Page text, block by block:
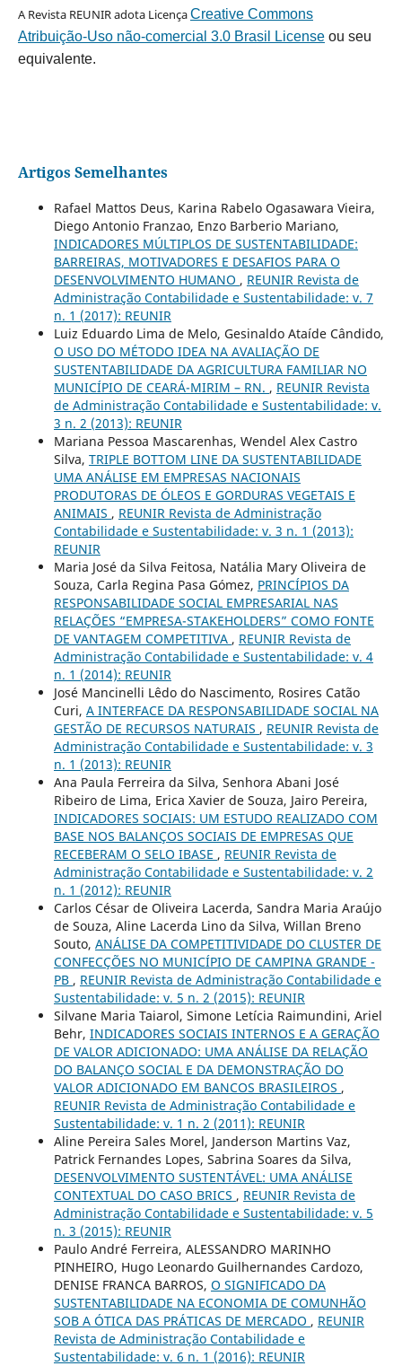
A Revista REUNIR adota LicençaCreative Commons
Atribuição-Uso não-comercial 3.0 Brasil Licenseou seu
equivalente.
Artigos Semelhantes
Rafael Mattos Deus, Karina Rabelo Ogasawara Vieira,
Diego Antonio Franzao, Enzo Barberio Mariano,
INDICADORES MÚLTIPLOS DE SUSTENTABILIDADE:
BARREIRAS, MOTIVADORES E DESAFIOS PARA O
DESENVOLVIMENTO HUMANO , REUNIR Revista de
Administração Contabilidade e Sustentabilidade: v. 7
n. 1 (2017): REUNIR
Luiz Eduardo Lima de Melo, Gesinaldo Ataíde Cândido,
O USO DO MÉTODO IDEA NA AVALIAÇÃO DE
SUSTENTABILIDADE DA AGRICULTURA FAMILIAR NO
MUNICÍPIO DE CEARÁ-MIRIM – RN. , REUNIR Revista
de Administração Contabilidade e Sustentabilidade: v.
3 n. 2 (2013): REUNIR
Mariana Pessoa Mascarenhas, Wendel Alex Castro
Silva, TRIPLE BOTTOM LINE DA SUSTENTABILIDADE
UMA ANÁLISE EM EMPRESAS NACIONAIS
PRODUTORAS DE ÓLEOS E GORDURAS VEGETAIS E
ANIMAIS , REUNIR Revista de Administração
Contabilidade e Sustentabilidade: v. 3 n. 1 (2013):
REUNIR
Maria José da Silva Feitosa, Natália Mary Oliveira de
Souza, Carla Regina Pasa Gómez, PRINCÍPIOS DA
RESPONSABILIDADE SOCIAL EMPRESARIAL NAS
RELAÇÕES “EMPRESA-STAKEHOLDERS” COMO FONTE
DE VANTAGEM COMPETITIVA , REUNIR Revista de
Administração Contabilidade e Sustentabilidade: v. 4
n. 1 (2014): REUNIR
José Mancinelli Lêdo do Nascimento, Rosires Catão
Curi, A INTERFACE DA RESPONSABILIDADE SOCIAL NA
GESTÃO DE RECURSOS NATURAIS , REUNIR Revista de
Administração Contabilidade e Sustentabilidade: v. 3
n. 1 (2013): REUNIR
Ana Paula Ferreira da Silva, Senhora Abani José
Ribeiro de Lima, Erica Xavier de Souza, Jairo Pereira,
INDICADORES SOCIAIS: UM ESTUDO REALIZADO COM
BASE NOS BALANÇOS SOCIAIS DE EMPRESAS QUE
RECEBERAM O SELO IBASE , REUNIR Revista de
Administração Contabilidade e Sustentabilidade: v. 2
n. 1 (2012): REUNIR
Carlos César de Oliveira Lacerda, Sandra Maria Araújo
de Souza, Aline Lacerda Lino da Silva, Willan Breno
Souto, ANÁLISE DA COMPETITIVIDADE DO CLUSTER DE
CONFECÇÕES NO MUNICÍPIO DE CAMPINA GRANDE -
PB , REUNIR Revista de Administração Contabilidade e
Sustentabilidade: v. 5 n. 2 (2015): REUNIR
Silvane Maria Taiarol, Simone Letícia Raimundini, Ariel
Behr, INDICADORES SOCIAIS INTERNOS E A GERAÇÃO
DE VALOR ADICIONADO: UMA ANÁLISE DA RELAÇÃO
DO BALANÇO SOCIAL E DA DEMONSTRAÇÃO DO
VALOR ADICIONADO EM BANCOS BRASILEIROS ,
REUNIR Revista de Administração Contabilidade e
Sustentabilidade: v. 1 n. 2 (2011): REUNIR
Aline Pereira Sales Morel, Janderson Martins Vaz,
Patrick Fernandes Lopes, Sabrina Soares da Silva,
DESENVOLVIMENTO SUSTENTÁVEL: UMA ANÁLISE
CONTEXTUAL DO CASO BRICS , REUNIR Revista de
Administração Contabilidade e Sustentabilidade: v. 5
n. 3 (2015): REUNIR
Paulo André Ferreira, ALESSANDRO MARINHO
PINHEIRO, Hugo Leonardo Guilhernandes Cardozo,
DENISE FRANCA BARROS, O SIGNIFICADO DA
SUSTENTABILIDADE NA ECONOMIA DE COMUNHÃO
SOB A ÓTICA DAS PRÁTICAS DE MERCADO , REUNIR
Revista de Administração Contabilidade e
Sustentabilidade: v. 6 n. 1 (2016): REUNIR